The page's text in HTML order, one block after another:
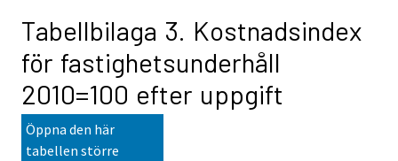
Tabellbilaga 3. Kostnadsindex
för fastighetsunderhåll
2010=100 efter uppgift
Öppna den här
tabellen större